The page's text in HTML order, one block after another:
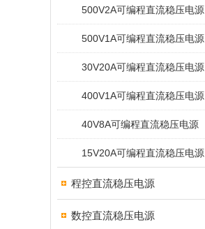
500V2A可编程直流稳压电源
500V1A可编程直流稳压电源
30V20A可编程直流稳压电源
400V1A可编程直流稳压电源
40V8A可编程直流稳压电源
15V20A可编程直流稳压电源
程控直流稳压电源
数控直流稳压电源